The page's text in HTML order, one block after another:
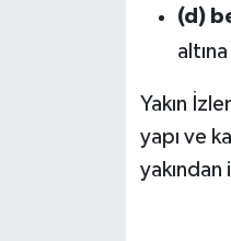
(d)
Yakın
yapı ve